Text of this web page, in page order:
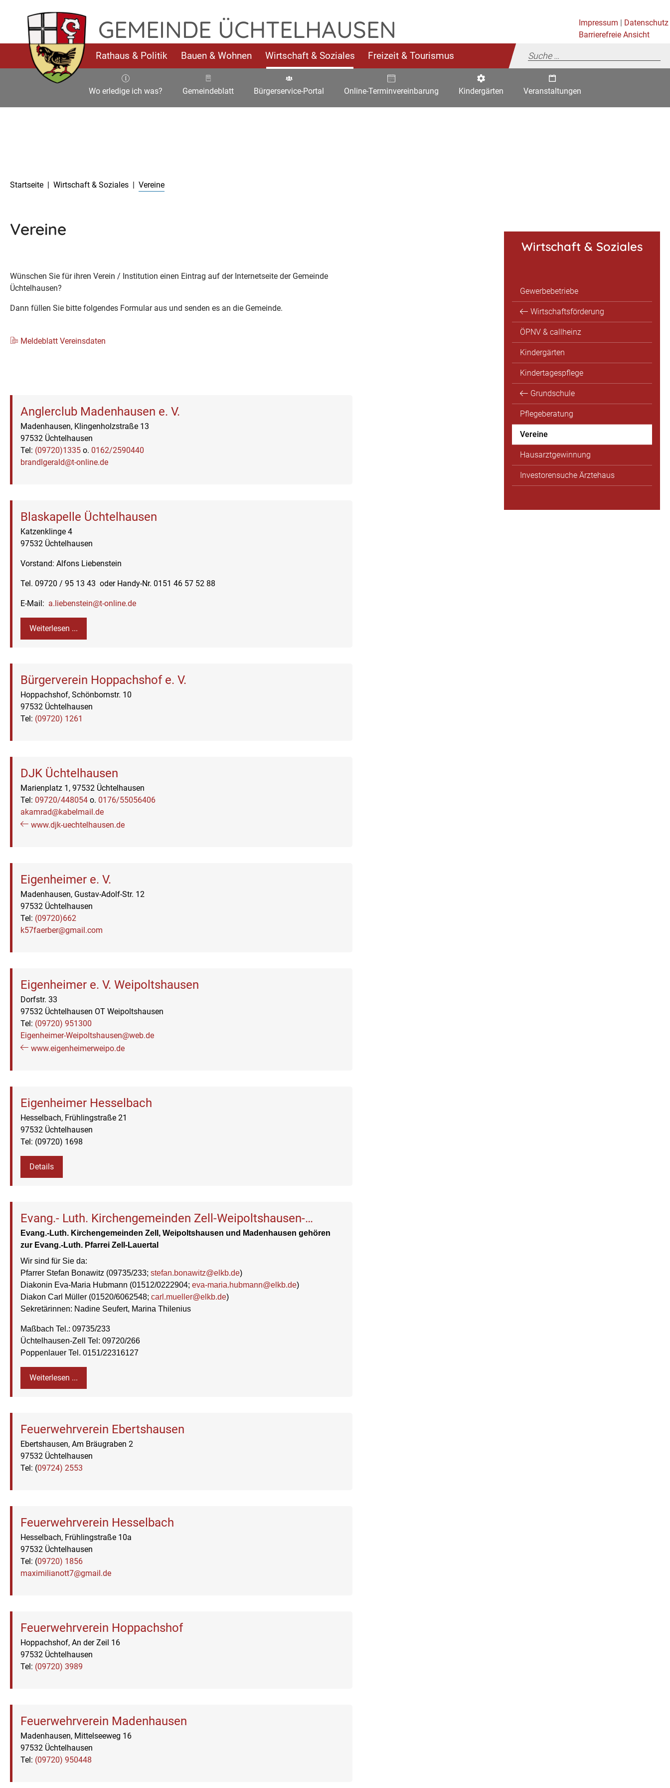
GEMEINDE ÜCHTELHAUSEN Impressum
Datenschutz
Barrierefreie Ansicht
Rathaus & Politik Bauen & Wohnen Wirtschaft & Soziales Freizeit & Tourismus
Wo erledige ich was? Gemeindeblatt Bürgerservice-Portal Online-Terminvereinbarung Kindergärten Veranstaltungen
Startseite
Wirtschaft & Soziales Vereine
Vereine
Wünschen Sie für ihren Verein / Institution einen Eintrag auf der Internetseite der Gemeinde
Üchtelhausen?
Dann füllen Sie bitte folgendes Formular aus und senden es an die Gemeinde.
Meldeblatt Vereinsdaten
Anglerclub Madenhausen e. V.
Madenhausen, Klingenholzstraße 13
97532 Üchtelhausen
Tel: (09720)1335 o. 0162/2590440
brandlgerald@t-online.de
Blaskapelle Üchtelhausen
Katzenklinge 4
97532 Üchtelhausen
Vorstand: Alfons Liebenstein
Tel. 09720 / 95 13 43 oder Handy-Nr. 0151 46 57 52 88
E-Mail: a.liebenstein@t-online.de
Weiterlesen ...
Bürgerverein Hoppachshof e. V.
Hoppachshof, Schönbornstr. 10
97532 Üchtelhausen
Tel: (09720) 1261
DJK Üchtelhausen
Marienplatz 1, 97532 Üchtelhausen
Tel: 09720/448054 o. 0176/55056406
akamrad@kabelmail.de
www.djk-uechtelhausen.de
Eigenheimer e. V.
Madenhausen, Gustav-Adolf-Str. 12
97532 Üchtelhausen
Tel: (09720)662
k57faerber@gmail.com
Eigenheimer e. V. Weipoltshausen
Dorfstr. 33
97532 Üchtelhausen OT Weipoltshausen
Tel: (09720) 951300
Eigenheimer-Weipoltshausen@web.de
www.eigenheimerweipo.de
Eigenheimer Hesselbach
Hesselbach, Frühlingstraße 21
97532 Üchtelhausen
Tel: (09720) 1698
Details
Evang.- Luth. Kirchengemeinden Zell-Weipoltshausen-
Madenhausen
Evang.-Luth. Kirchengemeinden Zell, Weipoltshausen und Madenhausen gehören
zur Evang.-Luth. Pfarrei Zell-Lauertal
Wir sind für Sie da:
Pfarrer Stefan Bonawitz (09735/233; stefan.bonawitz@elkb.de)
Diakonin Eva-Maria Hubmann (01512/0222904; eva-maria.hubmann@elkb.de)
Diakon Carl Müller (01520/6062548; carl.mueller@elkb.de)
Sekretärinnen: Nadine Seufert, Marina Thilenius
Maßbach Tel.: 09735/233
Üchtelhausen-Zell Tel: 09720/266
Poppenlauer Tel. 0151/22316127
Weiterlesen ...
Feuerwehrverein Ebertshausen
Ebertshausen, Am Bräugraben 2
97532 Üchtelhausen
Tel: (09724) 2553
Feuerwehrverein Hesselbach
Hesselbach, Frühlingstraße 10a
97532 Üchtelhausen
Tel: (09720) 1856
maximilianott7@gmail.de
Feuerwehrverein Hoppachshof
Hoppachshof, An der Zeil 16
97532 Üchtelhausen
Tel: (09720) 3989
Feuerwehrverein Madenhausen
Madenhausen, Mittelseeweg 16
97532 Üchtelhausen
Tel: (09720) 950448
Wirtschaft & Soziales
Gewerbebetriebe
Wirtschaftsförderung
ÖPNV & callheinz
Kindergärten
Kindertagespflege
Grundschule
Pflegeberatung
Vereine
Hausarztgewinnung
Investorensuche Ärztehaus